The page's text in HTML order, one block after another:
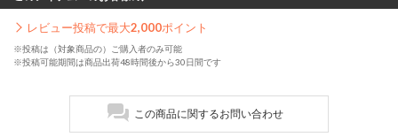
レビュー投稿で最大2,000ポイント
※投稿は（対象商品の）ご購入者のみ可能
※投稿可能期間は商品出荷48時間後から30日間です
この商品に関するお問い合わせ